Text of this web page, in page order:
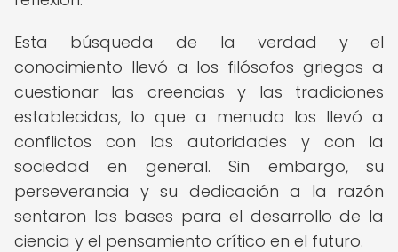
Esta búsqueda de la verdad y el
conocimiento llevó a los filósofos griegos a
cuestionar las creencias y las tradiciones
establecidas, lo que a menudo los llevó a
conflictos con las autoridades y con la
sociedad en general. Sin embargo, su
perseverancia y su dedicación a la razón
sentaron las bases para el desarrollo de la
ciencia y el pensamiento crítico en el futuro.